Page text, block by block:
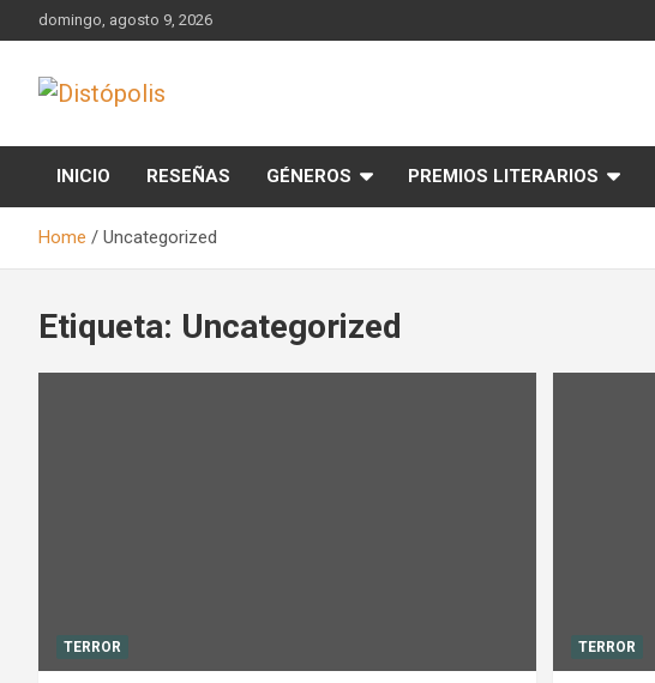
to
domingo, agosto 9, 2026
Distópolis
INICIO RESEÑAS GÉNEROS PREMIOS LITERARIOS
Home Uncategorized
Etiqueta: Uncategorized
TERROR TERROR